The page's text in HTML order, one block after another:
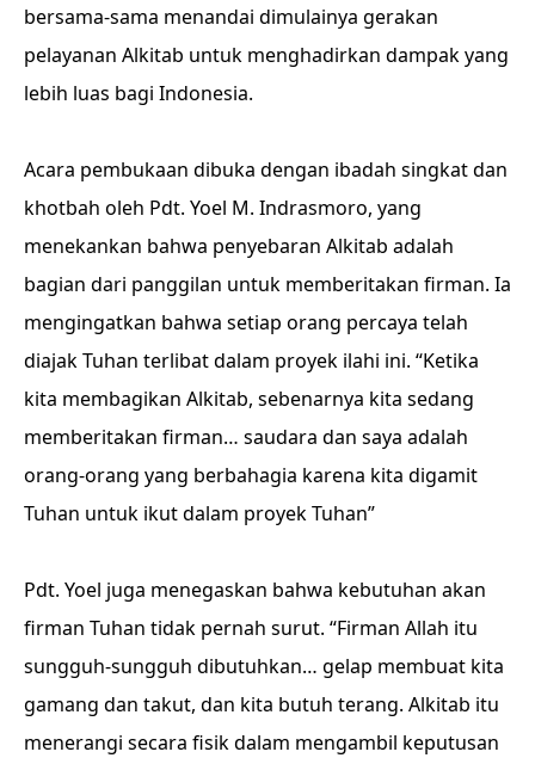
bersama-sama menandai dimulainya gerakan
pelayanan Alkitab untuk menghadirkan dampak yang
lebih luas bagi Indonesia.
Acara pembukaan dibuka dengan ibadah singkat dan
khotbah oleh Pdt. Yoel M. Indrasmoro, yang
menekankan bahwa penyebaran Alkitab adalah
bagian dari panggilan untuk memberitakan firman. Ia
mengingatkan bahwa setiap orang percaya telah
diajak Tuhan terlibat dalam proyek ilahi ini. “Ketika
kita membagikan Alkitab, sebenarnya kita sedang
memberitakan firman… saudara dan saya adalah
orang-orang yang berbahagia karena kita digamit
Tuhan untuk ikut dalam proyek Tuhan”
Pdt. Yoel juga menegaskan bahwa kebutuhan akan
firman Tuhan tidak pernah surut. “Firman Allah itu
sungguh-sungguh dibutuhkan… gelap membuat kita
gamang dan takut, dan kita butuh terang. Alkitab itu
menerangi secara fisik dalam mengambil keputusan